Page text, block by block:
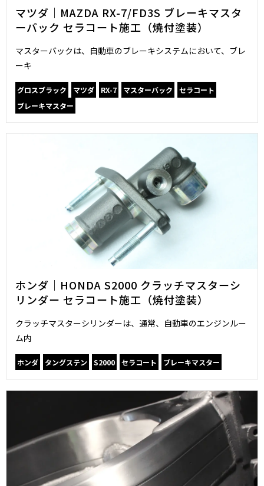
マツダ｜MAZDA RX-7/FD3S ブレーキマスタ
ーバック セラコート施工（焼付塗装）
マスターバックは、自動車のブレーキシステムにおいて、ブレ
ーキ
グロスブラック マツダ RX-7 マスターバック
セラコート
ブレーキマスター
ホンダ｜HONDA S2000 クラッチマスターシ
リンダー セラコート施工（焼付塗装）
クラッチマスターシリンダーは、通常、自動車のエンジンルー
ム内
ホンダ タングステン S2000 セラコート ブレーキマスター